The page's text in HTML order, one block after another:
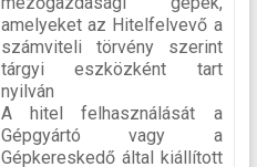
amelyeket az Hitelfelvevő a
számviteli törvény szerint
tárgyi eszközként tart
nyilván
A hitel felhasználását a
Gépgyártó vagy a
Gépkereskedő által kiállított